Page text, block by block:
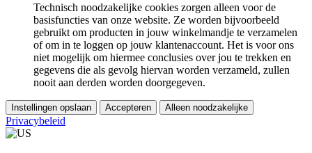
Technisch noodzakelijke cookies zorgen alleen voor de
basisfuncties van onze website. Ze worden bijvoorbeeld
gebruikt om producten in jouw winkelmandje te verzamelen
of om in te loggen op jouw klantenaccount. Het is voor ons
niet mogelijk om hiermee conclusies over jou te trekken en
gegevens die als gevolg hiervan worden verzameld, zullen
nooit aan derden worden doorgegeven.
Instellingen opslaan Accepteren Alleen noodzakelijke
Privacybeleid